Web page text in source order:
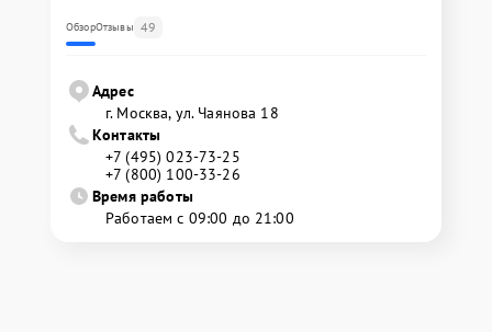
ОбзорОтзывы 49
Адрес
г. Москва, ул. Чаянова 18
Контакты
+7 (495) 023-73-25
+7 (800) 100-33-26
Время работы
Работаем с 09:00 до 21:00